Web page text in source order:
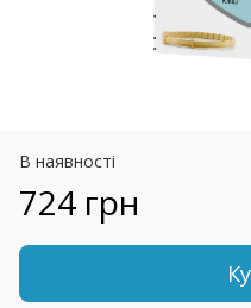
В наявності
724 грн